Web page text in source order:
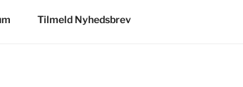
Tilmeld Nyhedsbrev